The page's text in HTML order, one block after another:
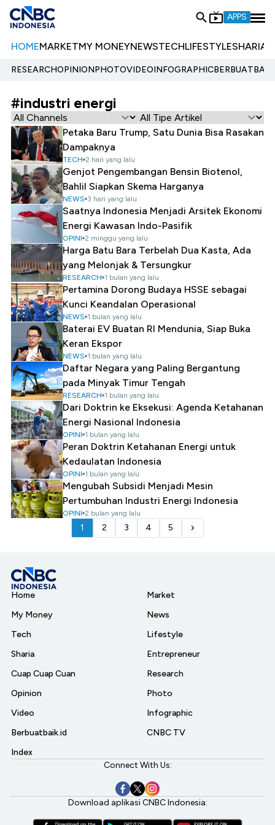
APPS
HOMEMARKETMY MONEYNEWSTECHLIFESTYLESHARIA
RESEARCHOPINIONPHOTOVIDEOINFOGRAPHIC
#industri energi
Petaka Baru Trump, Satu Dunia Bisa Rasakan
Dampaknya
TECH 2 hari yang lalu
Genjot Pengembangan Bensin Biotenol,
Bahlil Siapkan Skema Harganya
NEWS 3 hari yang lalu
Saatnya Indonesia Menjadi Arsitek Ekonomi
Energi Kawasan Indo-Pasifik
OPINI 2 minggu yang lalu
Harga Batu Bara Terbelah Dua Kasta, Ada
yang Melonjak & Tersungkur
RESEARCH 1 bulan yang lalu
Pertamina Dorong Budaya HSSE sebagai
Kunci Keandalan Operasional
NEWS 1 bulan yang lalu
Baterai EV Buatan RI Mendunia, Siap Buka
Keran Ekspor
NEWS 1 bulan yang lalu
Daftar Negara yang Paling Bergantung
pada Minyak Timur Tengah
RESEARCH 1 bulan yang lalu
Dari Doktrin ke Eksekusi: Agenda Ketahanan
Energi Nasional Indonesia
OPINI 1 bulan yang lalu
Peran Doktrin Ketahanan Energi untuk
Kedaulatan Indonesia
OPINI 1 bulan yang lalu
Mengubah Subsidi Menjadi Mesin
Pertumbuhan Industri Energi Indonesia
OPINI 2 bulan yang lalu
1 2 3 4 5
Home
My Money
Tech
Sharia
Cuap Cuap Cuan
Opinion
Video
Berbuatbaik.id
Index
Market
News
Lifestyle
Entrepreneur
Research
Photo
Infographic
CNBC TV
Connect With Us:
Download aplikasi CNBC Indonesia: